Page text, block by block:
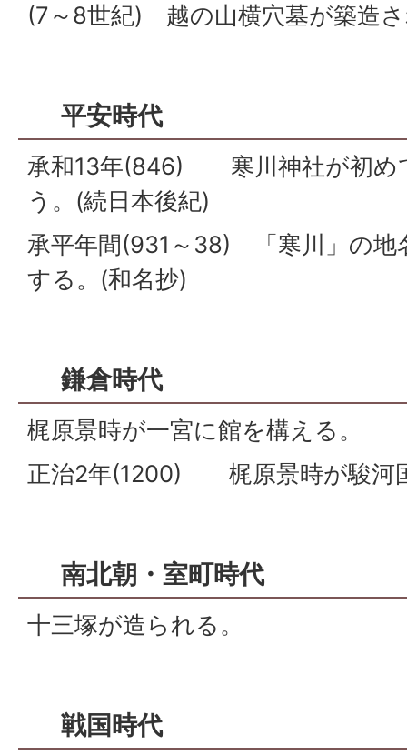
(7～8世紀) 越の山横穴墓が築造
平安時代
承和13年(846) 寒川神社が初め
う。(続日本後紀)
承平年間(931～38) 「寒川」の地
する。(和名抄)
鎌倉時代
梶原景時が一宮に館を構える。
正治2年(1200) 梶原景時が駿河
南北朝・室町時代
十三塚が造られる。
戦国時代